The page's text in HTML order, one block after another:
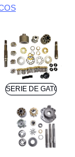
SERIE DE GATOS